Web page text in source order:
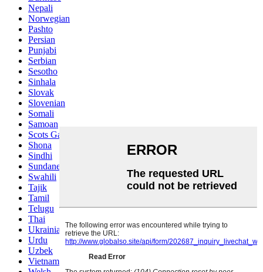
Nepali
Norwegian
Pashto
Persian
Punjabi
Serbian
Sesotho
Sinhala
Slovak
Slovenian
Somali
Samoan
Scots Gaelic
Shona
Sindhi
Sundanese
Swahili
Tajik
Tamil
Telugu
Thai
Ukrainian
Urdu
Uzbek
Vietnamese